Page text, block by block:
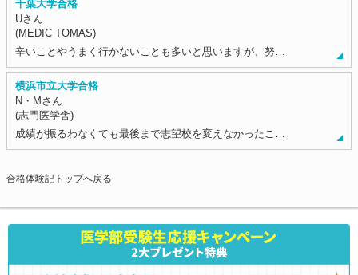
千葉大学合格
Uさん
(MEDIC TOMAS)
辛いことやうまく行かないことも多いと思いますが、努…
横浜市立大学合格
N・Mさん
(志門医学舎)
成績が振るわなくても最後まで志望校を変えなかったこ…
合格体験記トップへ戻る